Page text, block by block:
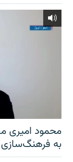
محمود امیری
به فرهنگ‌سازی